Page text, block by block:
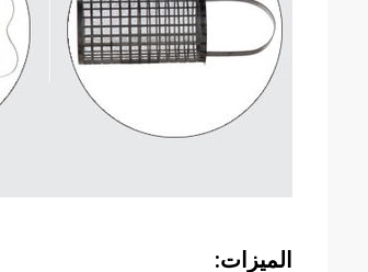
الميزات: